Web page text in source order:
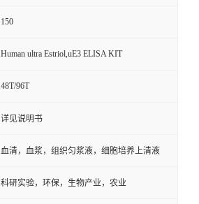
150
Human ultra Estriol,uE3 ELISA KIT
48T/96T
详见说明书
血清，血浆，组织匀浆液，细胞培养上清液
科研实验，环保，生物产业，农业